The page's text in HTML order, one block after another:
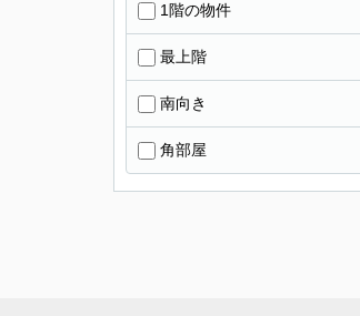
1階の物件
最上階
南向き
角部屋